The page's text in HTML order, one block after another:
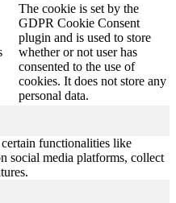
The cookie is set by the
GDPR Cookie Consent
plugin and is used to store
whether or not user has
consented to the use of
cookies. It does not store any
personal data.
functionalities like
social media platforms, collect